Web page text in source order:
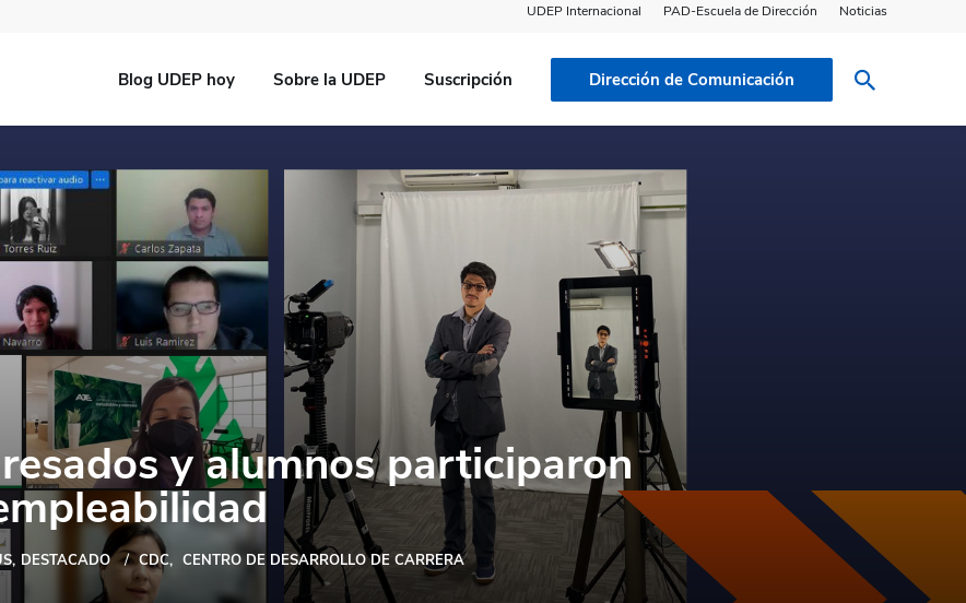
UDEP Internacional PAD-Escuela de Dirección Noticias
Blog UDEP hoy Sobre la UDEP Suscripción Dirección de Comunicación
y alumnos participaron
DESTACADO CDC CENTRO DE DESARROLLO DE CARRERA